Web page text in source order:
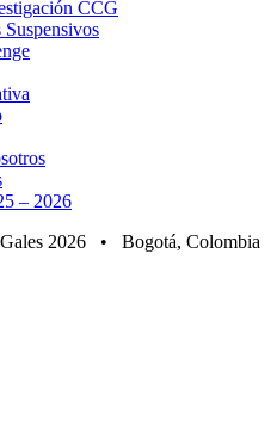
CCG
– 2026
2026 • Bogotá, Colombia